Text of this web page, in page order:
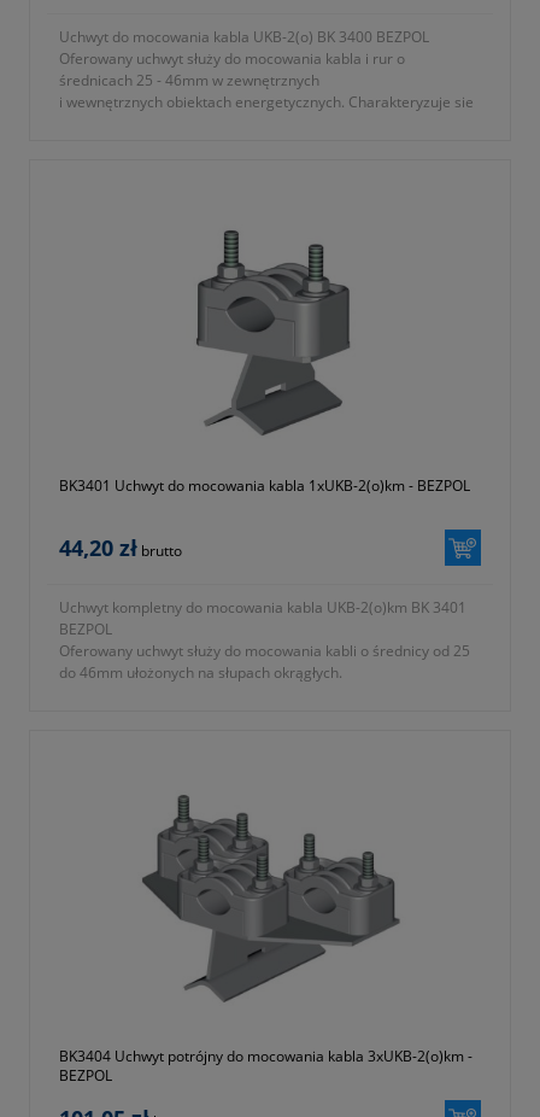
Uchwyt do mocowania kabla UKB-2(o) BK 3400 BEZPOL
Oferowany uchwyt służy do mocowania kabla i rur o
średnicach 25 - 46mm w zewnętrznych
i wewnętrznych obiektach energetycznych. Charakteryzuje sie
barwionego na kolor czarny, odpornego na działanie promieni
ultrafioletowych oraz ozonu
- KTM 1131-590-000-002
- okres gwarancji 12 miesięcy (lub dłużej zgodnie z wytycznymi
BK3401 Uchwyt do mocowania kabla 1xUKB-2(o)km - BEZPOL
44,20 zł brutto
Uchwyt kompletny do mocowania kabla UKB-2(o)km BK 3401
BEZPOL
Oferowany uchwyt służy do mocowania kabli o średnicy od 25
do 46mm ułożonych na słupach okrągłych.
a) uchwyt UKB-2 wykonany z tworzywa samogasnącego
odpornego na promieniowanie UV
b) podstawa mocująca ze stali ocynkowanej ogniowo
- KTM 1131-590-000-112
- okres gwarancji 12 miesięcy (lub dłużej zgodnie z wytycznymi
BK3404 Uchwyt potrójny do mocowania kabla 3xUKB-2(o)km -
BEZPOL